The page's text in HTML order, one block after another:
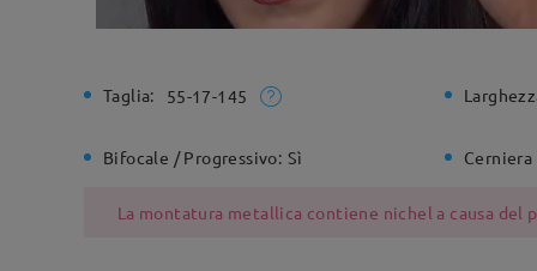
Taglia: 55-17-145
Bifocale / Progressivo: Sì Cerniera
La montatura metallica contiene nichel a causa